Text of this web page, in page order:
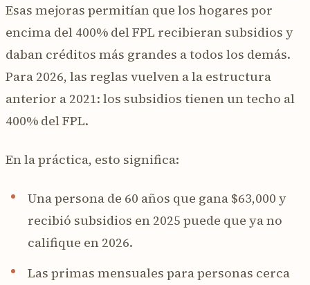
Esas mejoras permitían que los hogares por
encima del 400% del FPL recibieran subsidios y
daban créditos más grandes a todos los demás.
Para 2026, las reglas vuelven a la estructura
anterior a 2021: los subsidios tienen un techo al
400% del FPL.
En la práctica, esto significa:
Una persona de 60 años que gana $63,000 y
recibió subsidios en 2025 puede que ya no
califique en 2026.
Las primas mensuales para personas cerca